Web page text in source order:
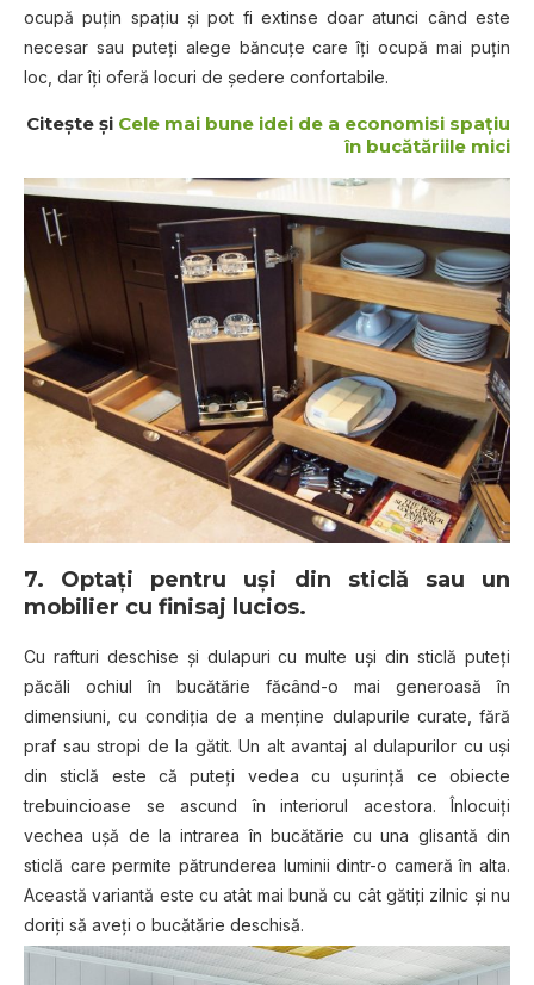
ocupă puţin spaţiu şi pot fi extinse doar atunci când este
necesar sau puteţi alege băncuţe care îți ocupă mai puțin
loc, dar îți oferă locuri de ședere confortabile.
Citește și Cele mai bune idei de a economisi spațiu
în bucătăriile mici
7. Optaţi pentru uşi din sticlă sau un
mobilier cu finisaj lucios.
Cu rafturi deschise şi dulapuri cu multe uşi din sticlă puteţi
păcăli ochiul în bucătărie făcând-o mai generoasă în
dimensiuni, cu condiţia de a menține dulapurile curate, fără
praf sau stropi de la gătit. Un alt avantaj al dulapurilor cu uși
din sticlă este că puteți vedea cu ușurință ce obiecte
trebuincioase se ascund în interiorul acestora. Înlocuiţi
vechea uşă de la intrarea în bucătărie cu una glisantă din
sticlă care permite pătrunderea luminii dintr-o cameră în alta.
Această variantă este cu atât mai bună cu cât gătiţi zilnic şi nu
doriţi să aveţi o bucătărie deschisă.